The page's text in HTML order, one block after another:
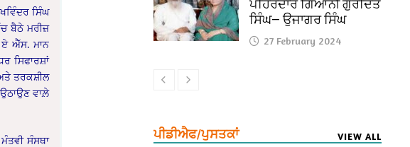
ਸਿੰਘ
ਬੈਠੇ ਮਰੀਜ਼
ਏ ਐੱਸ. ਮਾਨ
ਸਿਫਾਰਸ਼ਾਂ
ਤਰਕਸ਼ੀਲ
ਵਾਲ਼ੇ
ਸੰਸਥਾ
ਪਹਿਰੇਦਾਰ ਗਿਆਨੀ ਗੁਰਦਿਤ
ਸਿੰਘ— ਉਜਾਗਰ ਸਿੰਘ
27 February 2024
ਪੀਡੀਐਫ/ਪੁਸਤਕਾਂ VIEW ALL